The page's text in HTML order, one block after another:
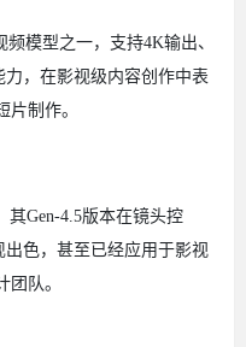
模型之一，支持4K输出、
，在影视级内容创作中表
制作。
其Gen-4.5版本在镜头控
色，甚至已经应用于影视
队。